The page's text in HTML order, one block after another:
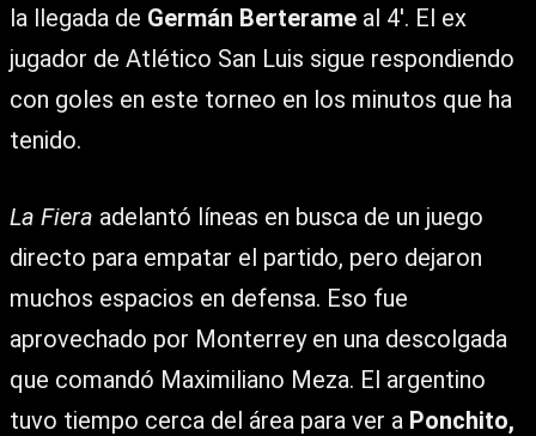
la llegada de Germán Berterame al 4′. El ex
jugador de Atlético San Luis sigue respondiendo
con goles en este torneo en los minutos que ha
tenido.
La Fiera adelantó líneas en busca de un juego
directo para empatar el partido, pero dejaron
muchos espacios en defensa. Eso fue
aprovechado por Monterrey en una descolgada
que comandó Maximiliano Meza. El argentino
tuvo tiempo cerca del área para ver a Ponchito,